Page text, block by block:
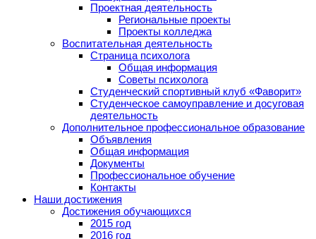
Проектная деятельность
Региональные проекты
Проекты колледжа
Воспитательная деятельность
Страница психолога
Общая информация
Советы психолога
Студенческий спортивный клуб «Фаворит»
Студенческое самоуправление и досуговая
деятельность
Дополнительное профессиональное образование
Объявления
Общая информация
Документы
Профессиональное обучение
Контакты
Наши достижения
Достижения обучающихся
2015 год
2016 год